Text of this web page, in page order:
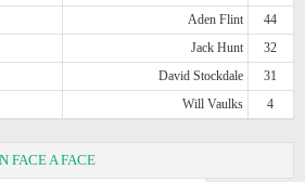
Aden Flint
44
Jack Hunt
32
David Stockdale
31
Will Vaulks 4
FACE A FACE